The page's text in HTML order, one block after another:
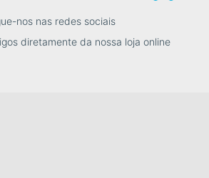
nos nas redes sociais
diretamente da nossa loja online